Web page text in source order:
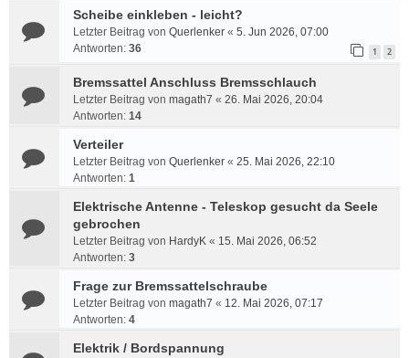
Scheibe einkleben - leicht?
Letzter Beitrag von Querlenker « 5. Jun 2026, 07:00
Antworten: 36 1 2
Bremssattel Anschluss Bremsschlauch
Letzter Beitrag von magath7 « 26. Mai 2026, 20:04
Antworten: 14
Verteiler
Letzter Beitrag von Querlenker « 25. Mai 2026, 22:10
Antworten: 1
Elektrische Antenne - Teleskop gesucht da Seele
gebrochen
Letzter Beitrag von HardyK « 15. Mai 2026, 06:52
Antworten: 3
Frage zur Bremssattelschraube
Letzter Beitrag von magath7 « 12. Mai 2026, 07:17
Antworten: 4
Elektrik / Bordspannung